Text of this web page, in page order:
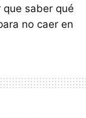
saber qué
no caer en